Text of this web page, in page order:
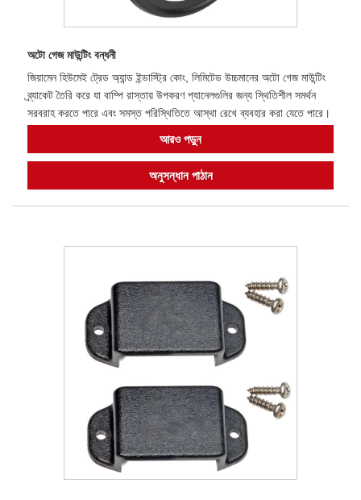
অটো গেজ মাউন্টিং বন্ধনী
জিয়ামেন হিউমেই ট্রেড অ্যান্ড ইন্ডাস্ট্রি কোং, লিমিটেড উচ্চমানের অটো গেজ মাউন্টিং
ব্র্যাকেট তৈরি করে যা বাম্পি রাস্তায় উপকরণ প্যানেলগুলির জন্য স্থিতিশীল সমর্থন
সরবরাহ করতে পারে এবং সমস্ত পরিস্থিতিতে আস্থা রেখে ব্যবহার করা যেতে পারে।
আরও পড়ুন
অনুসন্ধান পাঠান